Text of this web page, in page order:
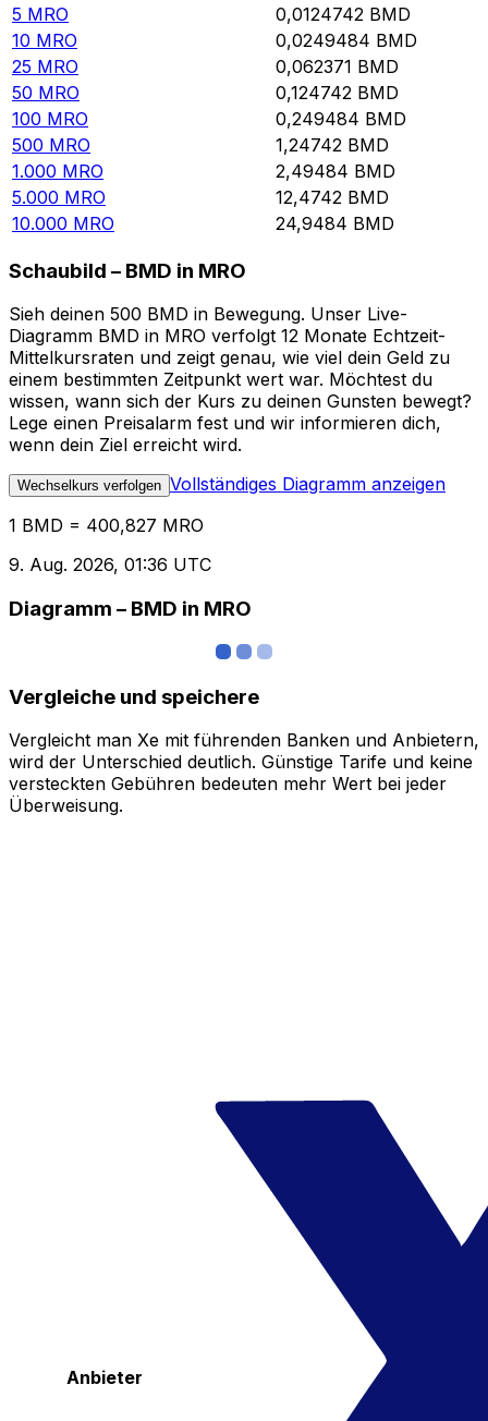
5 MRO 0,0124742 BMD
10 MRO 0,0249484 BMD
25 MRO 0,062371 BMD
50 MRO 0,124742 BMD
100 MRO 0,249484 BMD
500 MRO 1,24742 BMD
1.000 MRO 2,49484 BMD
5.000 MRO 12,4742 BMD
10.000 MRO 24,9484 BMD
Schaubild – BMD in MRO
Sieh deinen 500 BMD in Bewegung. Unser Live-
Diagramm BMD in MRO verfolgt 12 Monate Echtzeit-
Mittelkursraten und zeigt genau, wie viel dein Geld zu
einem bestimmten Zeitpunkt wert war. Möchtest du
wissen, wann sich der Kurs zu deinen Gunsten bewegt?
Lege einen Preisalarm fest und wir informieren dich,
wenn dein Ziel erreicht wird.
Wechselkurs verfolgen Vollständiges Diagramm anzeigen
1 BMD = 400,827 MRO
9. Aug. 2026, 01:36 UTC
Diagramm – BMD in MRO
Vergleiche und speichere
Vergleicht man Xe mit führenden Banken und Anbietern,
wird der Unterschied deutlich. Günstige Tarife und keine
versteckten Gebühren bedeuten mehr Wert bei jeder
Überweisung.
Anbieter